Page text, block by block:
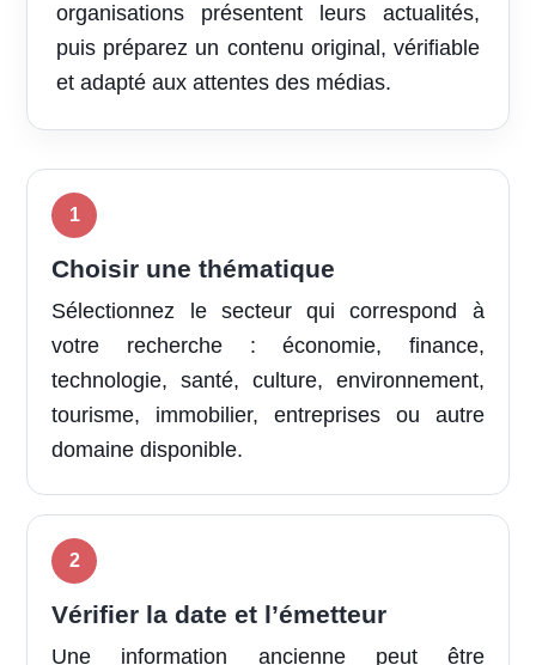
organisations présentent leurs actualités,
puis préparez un contenu original, vérifiable
et adapté aux attentes des médias.
Choisir une thématique
Sélectionnez le secteur qui correspond à
votre recherche : économie, finance,
technologie, santé, culture, environnement,
tourisme, immobilier, entreprises ou autre
domaine disponible.
Vérifier la date et l’émetteur
Une information ancienne peut être